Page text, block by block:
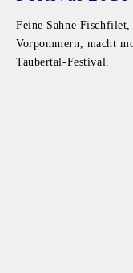
Feine Sahne
Vorpommern, macht
Taubertal-Festival.